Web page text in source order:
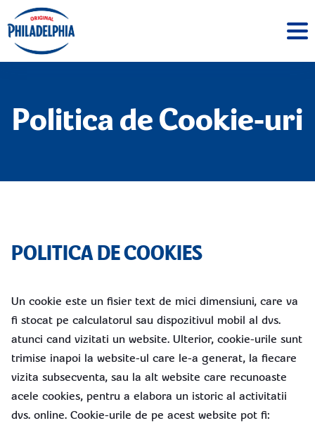
Politica de Cookie-uri
POLITICA DE COOKIES
Un cookie este un fisier text de mici dimensiuni, care va
fi stocat pe calculatorul sau dispozitivul mobil al dvs.
atunci cand vizitati un website. Ulterior, cookie-urile sunt
trimise inapoi la website-ul care le-a generat, la fiecare
vizita subsecventa, sau la alt website care recunoaste
acele cookies, pentru a elabora un istoric al activitatii
dvs. online. Cookie-urile de pe acest website pot fi: